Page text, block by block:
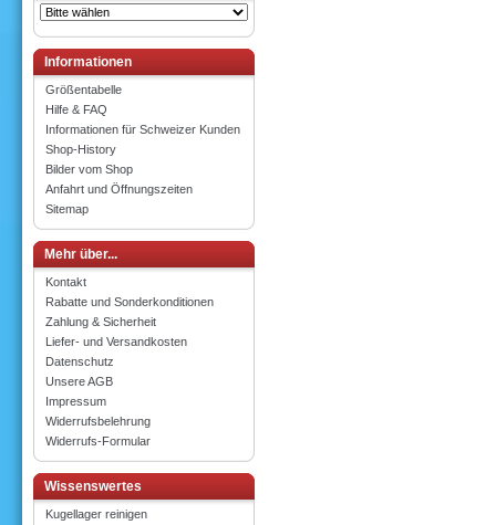
Informationen
Größentabelle
Hilfe & FAQ
Informationen für Schweizer Kunden
Shop-History
Bilder vom Shop
Anfahrt und Öffnungszeiten
Sitemap
Mehr über...
Kontakt
Rabatte und Sonderkonditionen
Zahlung & Sicherheit
Liefer- und Versandkosten
Datenschutz
Unsere AGB
Impressum
Widerrufsbelehrung
Widerrufs-Formular
Wissenswertes
Kugellager reinigen